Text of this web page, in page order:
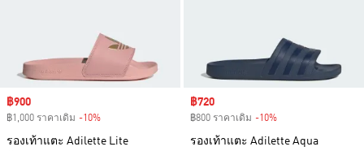
Sale price
฿900
฿1,000 ราคาเดิม -10%
รองเท้าแตะ Adilette Lite
Sale price
฿720
฿800 ราคาเดิม -10%
รองเท้าแตะ Adilette Aqua